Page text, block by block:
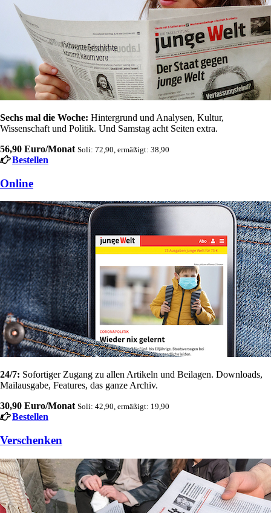
Sechs mal die Woche: Hintergrund und Analysen, Kultur,
Wissenschaft und Politik. Und Samstag acht Seiten extra.
56,90 Euro/Monat Soli: 72,90, ermäßigt: 38,90
Bestellen
Online
24/7: Sofortiger Zugang zu allen Artikeln und Beilagen. Downloads,
Mailausgabe, Features, das ganze Archiv.
30,90 Euro/Monat Soli: 42,90, ermäßigt: 19,90
Bestellen
Verschenken